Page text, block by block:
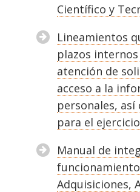
Científico y
Lineamientos
plazos
atención de
acceso a la
personales,
para el
Manual de
Adquisiciones,